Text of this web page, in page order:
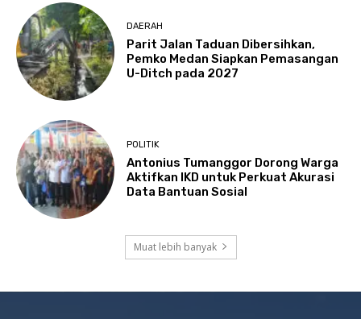
DAERAH
Parit Jalan Taduan Dibersihkan,
Pemko Medan Siapkan Pemasangan
U-Ditch pada 2027
POLITIK
Antonius Tumanggor Dorong Warga
Aktifkan IKD untuk Perkuat Akurasi
Data Bantuan Sosial
Muat lebih banyak